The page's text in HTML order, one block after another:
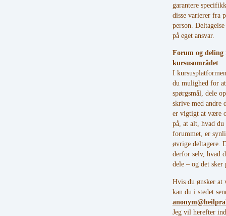
garantere
disse varierer fra
person.
på eget ansvar.
Forum og deling
kursusområdet
I
du mulighed for
spørgsmål, dele
skrive med andre
er vigtigt at være
på, at alt, hvad du
forummet, er
øvrige deltagere.
derfor selv, hvad
dele – og det sker
Hvis du ønsker at
kan du i stedet
Jeg vil herefter